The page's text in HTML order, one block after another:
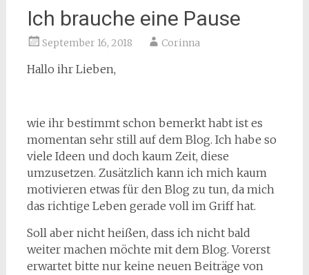
Ich brauche eine Pause
September 16, 2018 Corinna
Hallo ihr Lieben,
wie ihr bestimmt schon bemerkt habt ist es
momentan sehr still auf dem Blog. Ich habe so
viele Ideen und doch kaum Zeit, diese
umzusetzen. Zusätzlich kann ich mich kaum
motivieren etwas für den Blog zu tun, da mich
das richtige Leben gerade voll im Griff hat.
Soll aber nicht heißen, dass ich nicht bald
weiter machen möchte mit dem Blog. Vorerst
erwartet bitte nur keine neuen Beiträge von